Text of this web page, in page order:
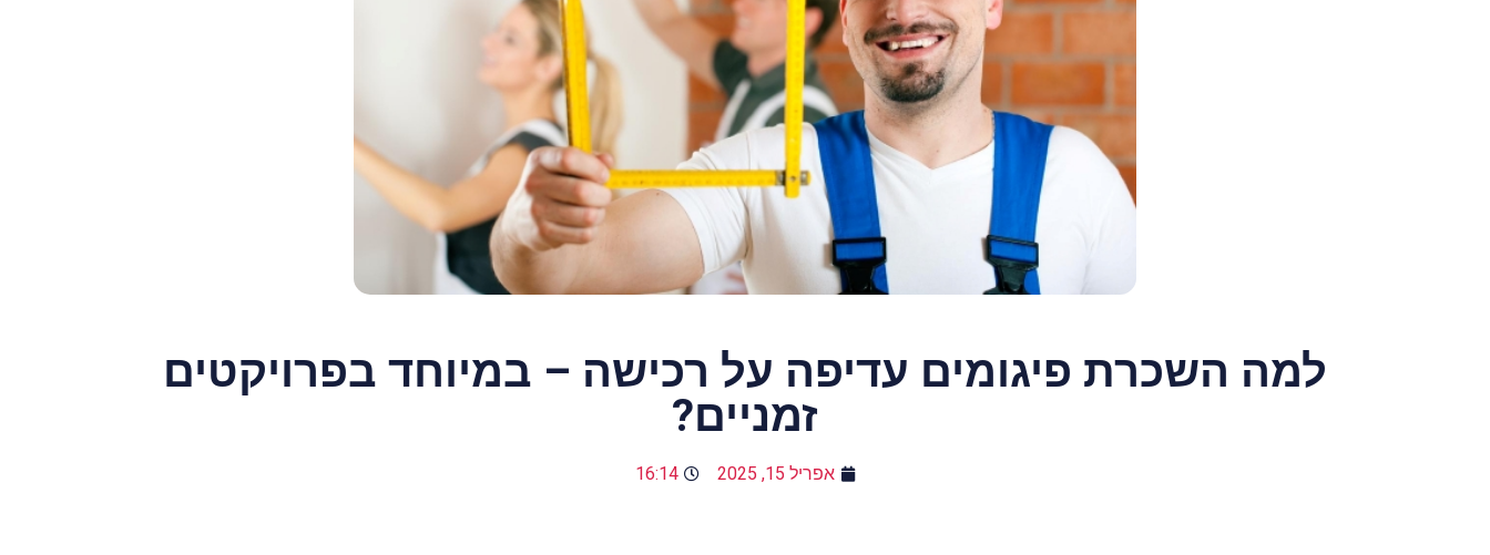
למה השכרת פיגומים עדיפה על רכישה – במיוחד בפרויקטים
זמניים?
אפריל 15, 2025 16:14